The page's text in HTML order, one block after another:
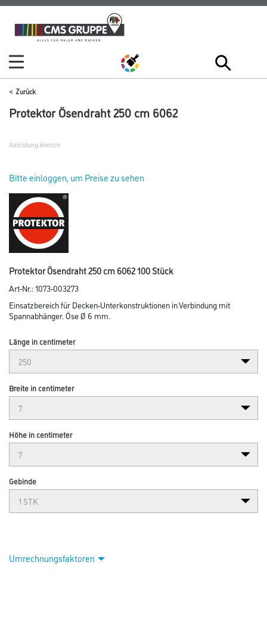
Zum
Inhalt
Zum
Navigationsmenü
Zurück
Protektor Ösendraht 250 cm 6062
Abbildung ähnlich
Bitte einloggen, um Preise zu sehen
Protektor Ösendraht 250 cm 6062 100 Stück
Art-Nr.:1073-003273
Einsatzbereich für Decken-Unterkonstruktionen in Verbindung mit
Spannabhänger. Öse Ø 6 mm.
Länge in centimeter
Breite in centimeter
Höhe in centimeter
Gebinde
Umrechnungsfaktoren